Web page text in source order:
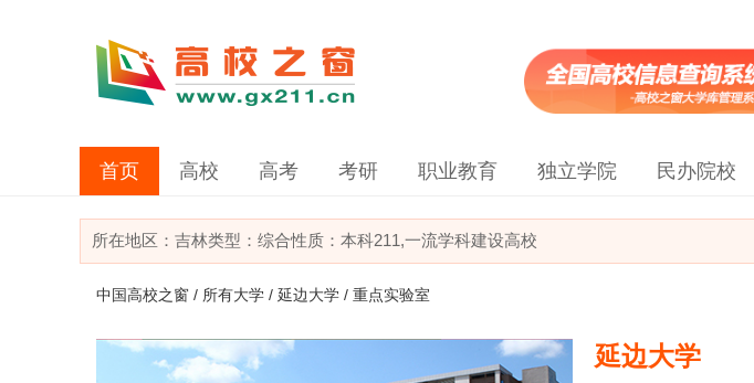
首页 高校 高考 考研 职业教育 独立学院 民办院校
所在地区： 吉林类型： 综合性质：本科211,一流学科建设高校
中国高校之窗 / 所有大学 / 延边大学 / 重点实验室
延边大学